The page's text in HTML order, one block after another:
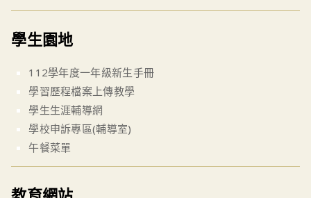
學生園地
112學年度一年級新生手冊
學習歷程檔案上傳教學
學生生涯輔導網
學校申訴專區(輔導室)
午餐菜單